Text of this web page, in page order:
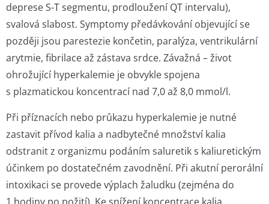
deprese S-T segmentu, prodloužení QT intervalu),
svalová slabost. Symptomy předávkování objevující se
později jsou parestezie končetin, paralýza, ventrikulární
arytmie, fibrilace až zástava srdce. Závažná – život
ohrožující hyperkalemie je obvykle spojena
s plazmatickou koncentrací nad 7,0 až 8,0 mmol/l.
Při příznacích nebo průkazu hyperkalemie je nutné
zastavit přívod kalia a nadbytečné množství kalia
odstranit z organizmu podáním saluretik s kaliuretickým
účinkem po dostatečném zavodnění. Při akutní perorální
intoxikaci se provede výplach žaludku (zejména do